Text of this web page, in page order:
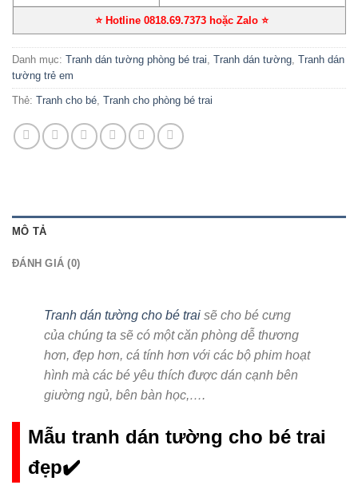
⭐ Hotline 0818.69.7373 hoặc Zalo ⭐
Danh mục: Tranh dán tường phòng bé trai Tranh dán tường Tranh dán
tường trẻ em
Thẻ: Tranh cho bé Tranh cho phòng bé trai
MÔ TẢ
ĐÁNH GIÁ (0)
Tranh dán tường cho bé trai sẽ cho bé cưng
của chúng ta sẽ có một căn phòng dễ thương
hơn, đẹp hơn, cá tính hơn với các bộ phim hoạt
hình mà các bé yêu thích được dán cạnh bên
giường ngủ, bên bàn học,….
Mẫu tranh dán tường cho bé trai
đẹp✔️